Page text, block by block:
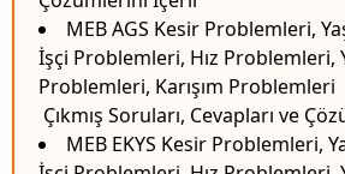
MEB AGS Kesir Problemleri,
İşçi Problemleri, Hız Problemleri,
Problemleri, Karışım Problemleri
Çıkmış Soruları, Cevapları ve
MEB EKYS Kesir Problemleri,